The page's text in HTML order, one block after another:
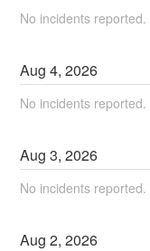
No incidents reported.
Aug4,2026
No incidents reported.
Aug3,2026
No incidents reported.
Aug2,2026